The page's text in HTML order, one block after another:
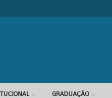
GRADUAÇÃO